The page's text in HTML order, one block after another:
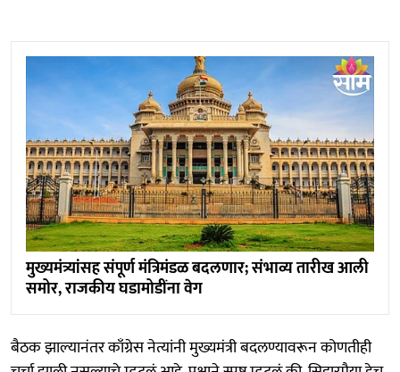
मुख्यमंत्र्यांसह संपूर्ण मंत्रिमंडळ बदलणार; संभाव्य तारीख आली
समोर, राजकीय घडामोडींना वेग
बैठक झाल्यानंतर काँग्रेस नेत्यांनी मुख्यमंत्री बदलण्यावरून कोणतीही